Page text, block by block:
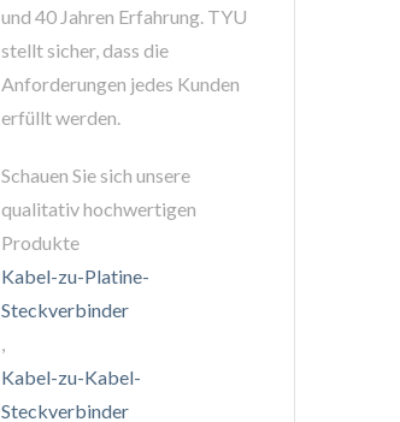
und 40 Jahren Erfahrung. TYU
stellt sicher, dass die
Anforderungen jedes Kunden
erfüllt werden.
Schauen Sie sich unsere
qualitativ hochwertigen
Produkte
Kabel-zu-Platine-
Steckverbinder
,
Kabel-zu-Kabel-
Steckverbinder